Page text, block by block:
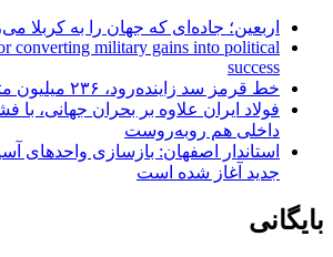
اربعین؛ جاده‌ای که جهان را به کربلا
converting military gains into political
success
خط قرمز سد زاینده‌رود، ۲۳۶ میلیون مترمکعب است
فولاد ایران علاوه بر بحران جهانی،
داخلی هم روبه‌روست
استاندار اصفهان: بازسازی واحدهای
جدید آغاز شده است
بایگانی